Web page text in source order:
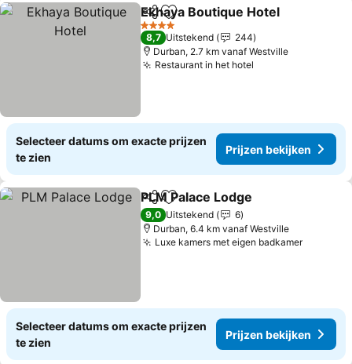
DelenToevoegen aan favorieten
Ekhaya Boutique Hotel
4 Sterren
8,7 Uitstekend
244
Durban, 2.7 km vanaf Westville
Restaurant in het hotel
Selecteer datums om exacte prijzen
te zien
Prijzen bekijken
DelenToevoegen aan favorieten
PLM Palace Lodge
9,0 Uitstekend
6
Durban, 6.4 km vanaf Westville
Luxe kamers met eigen badkamer
Selecteer datums om exacte prijzen
te zien
Prijzen bekijken